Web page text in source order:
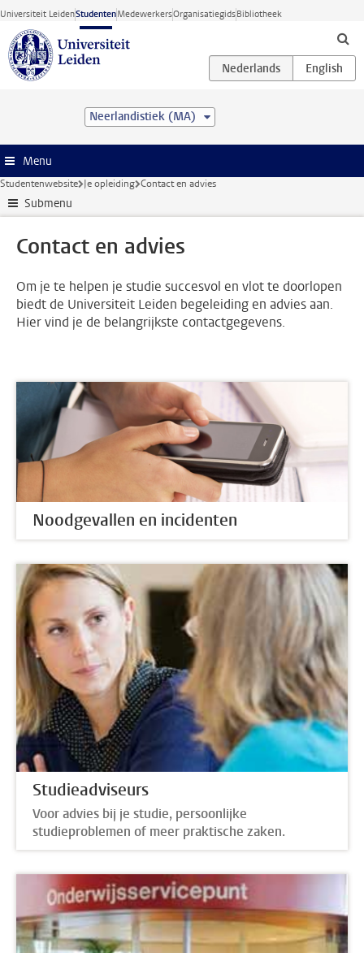
Ga direct naar de inhoud
Universiteit LeidenStudentenMedewerkersOrganisatiegidsBibliotheek
Neerlandistiek (MA)
Menu
Studentenwebsite Je opleiding Contact en advies
Submenu
Contact en advies
Om je te helpen je studie succesvol en vlot te doorlopen
biedt de Universiteit Leiden begeleiding en advies aan.
Hier vind je de belangrijkste contactgegevens.
Noodgevallen en incidenten
Studieadviseurs
Voor advies bij je studie, persoonlijke
studieproblemen of meer praktische zaken.